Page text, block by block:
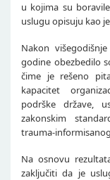
u kojima su
uslugu opisuju kao
Nakon
godine obezbedilo
čime je rešeno
kapacitet
podrške države,
zakonskim
trauma-
Na osnovu
zaključiti da je